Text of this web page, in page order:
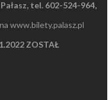
tel. 602-524-964,
www.bilety.palasz.pl
ZOSTAŁ